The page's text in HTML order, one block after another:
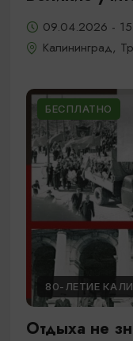
09.04.2026 -
Калининград,
БЕСПЛАТНО
80-ЛЕТИЕ
Отдыха не